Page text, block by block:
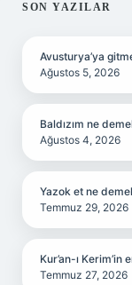
SON YAZILAR
Avusturya’ya
Ağustos 5, 2026
Baldızım ne
Ağustos 4, 2026
Yazok et ne
Temmuz 29, 2026
Kur’an-ı
Temmuz 27, 2026